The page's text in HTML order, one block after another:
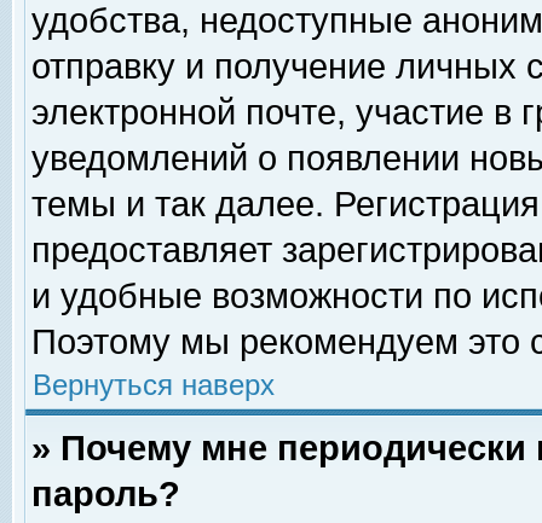
удобства, недоступные
отправку и получение личных
электронной почте, участие в
уведомлений о появлении
темы и так далее.
предоставляет
и удобные возможности по
Поэтому мы рекомендуем это
Вернуться наверх
» Почему мне
пароль?